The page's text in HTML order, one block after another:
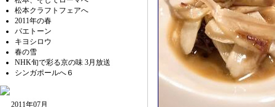
松本クラフトフェアへ
2011年の春
パエトーン
キヨシロウ
春の雪
NHK旬で彩る京の味 3月放送
シンガポールへ６
2011年07月